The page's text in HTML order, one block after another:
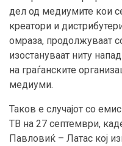
дел од медиумите кои
креатори и
омраза, продолжуваат
изостануваат ниту
на граѓанските
медиуми.
Таков е случајот со
ТВ на 27 септември,
Павловиќ – Латас кој